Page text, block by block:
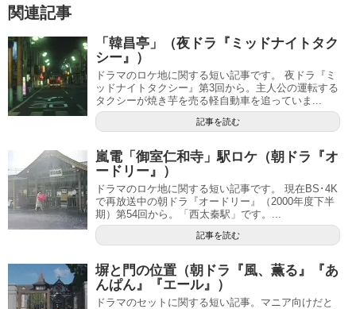
関連記事
「韓昌亭」（夜ドラ『ミッドナイトタク
シー』）
ドラマのロケ地に関する短い記事です。 夜ドラ『ミ
ッドナイトタクシー』第3回から。主人公の運転する
タクシーが焼き芋を売る軽自動車を追っていま...
記事を読む
嵐電「御室仁和寺」駅ロケ（朝ドラ『オ
ードリー』）
ドラマのロケ地に関する短い記事です。 現在BS･4K
で再放送中の朝ドラ『オードリー』（2000年度下半
期）第54回から。「西太秦駅」です。...
記事を読む
塀と門の位置（朝ドラ『風、薫る』『あ
んぱん』『エール』）
ドラマのセットに関する短い記事。マニア向けだと